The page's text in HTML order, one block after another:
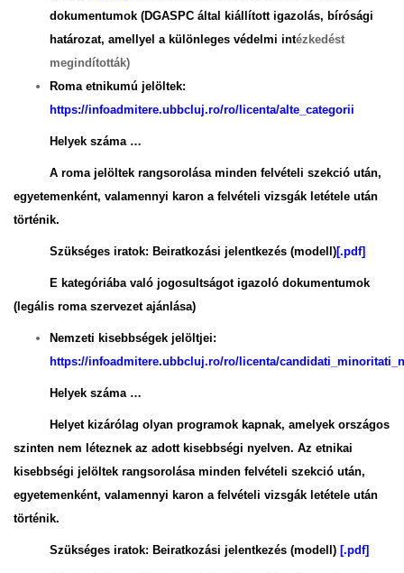
dokumentumok (DGASPC által kiállított igazolás, bírósági
határozat, amellyel a különleges védelmi intézkedést
megindították)
Roma etnikumú jelöltek:
https://infoadmitere.ubbcluj.ro/ro/licenta/alte_categorii
Helyek száma …
A roma jelöltek rangsorolása minden felvételi szekció után,
egyetemenként, valamennyi karon a felvételi vizsgák letétele után
történik.
Szükséges iratok: Beiratkozási jelentkezés (modell)[.pdf]
E kategóriába való jogosultságot igazoló dokumentumok
(legális roma szervezet ajánlása)
Nemzeti kisebbségek jelöltjei:
https://infoadmitere.ubbcluj.ro/ro/licenta/
Helyek száma …
Helyet kizárólag olyan programok kapnak, amelyek országos
szinten nem léteznek az adott kisebbségi nyelven. Az etnikai
kisebbségi jelöltek rangsorolása minden felvételi szekció után,
egyetemenként, valamennyi karon a felvételi vizsgák letétele után
történik.
Szükséges iratok: Beiratkozási jelentkezés (modell) [.pdf]